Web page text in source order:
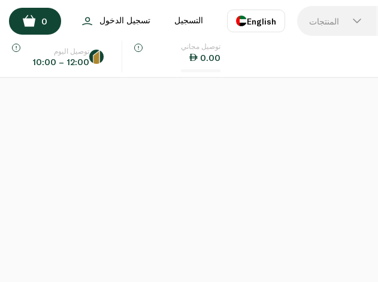
المنتجات English
اللغة
التسجيل تسجيل الدخول 0
توصيل مجاني
0.00
توصيل اليوم
10:00 – 12:00